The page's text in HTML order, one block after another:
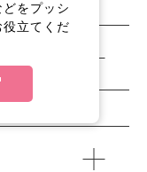
をプッシ
役立てくだ